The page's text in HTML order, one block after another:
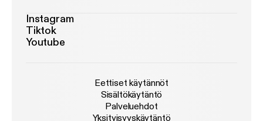
Instagram
Tiktok
Youtube
Eettiset käytännöt
Sisältökäytäntö
Palveluehdot
Yksityisyyskäytäntö